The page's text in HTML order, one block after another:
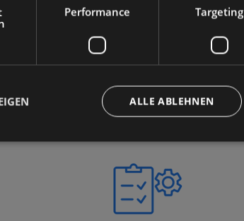
Performance Targeting
ALLE ABLEHNEN